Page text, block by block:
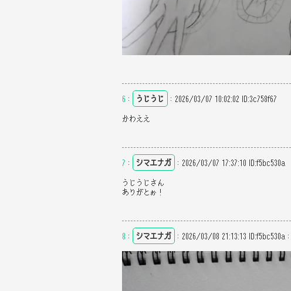
6 ： うじうじ ： 2026/03/07 10:02:02 ID:3c758f67
かわええ
7 ： シマエナガ ： 2026/03/07 17:37:10 ID:f5bc530a
うじうじさん
ありがとぉ！
8 ： シマエナガ ： 2026/03/08 21:13:13 ID:f5bc530a ：